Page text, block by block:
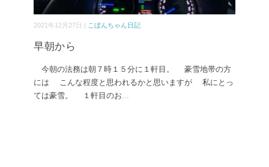
2021年12月27日 | こぼんちゃん日記
早朝から
今朝の法務は朝７時１５分に１軒目。 豪雪地帯の方
には こんな程度と思われるかと思いますが 私にとっ
ては豪雪。 １軒目のお...